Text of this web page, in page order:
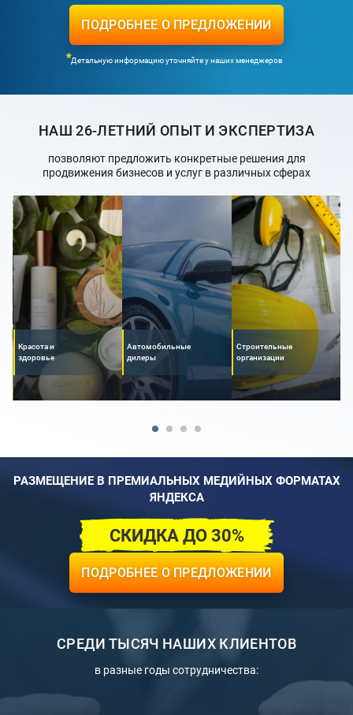
ПОДРОБНЕЕ О ПРЕДЛОЖЕНИИ
Детальную информацию уточняйте у наших менеджеров
НАШ 26-ЛЕТНИЙ ОПЫТ И ЭКСПЕРТИЗА
позволяют предложить конкретные решения для
продвижения бизнесов и услуг в различных сферах
Красота и
здоровье
Автомобильные
дилеры
Строительные
организации
РАЗМЕЩЕНИЕ В ПРЕМИАЛЬНЫХ МЕДИЙНЫХ ФОРМАТАХ
ЯНДЕКСА
СКИДКА ДО 30%
ПОДРОБНЕЕ О ПРЕДЛОЖЕНИИ
СРЕДИ ТЫСЯЧ НАШИХ КЛИЕНТОВ
в разные годы сотрудничества: